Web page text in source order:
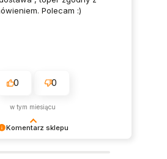
Komentarz sklepu
Polecam :)
0 0
w tym miesiącu